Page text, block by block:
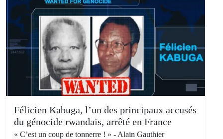
Félicien Kabuga, l’un des principaux accusés
du génocide rwandais, arrêté en France
« C’est un coup de tonnerre ! » - Alain Gauthier